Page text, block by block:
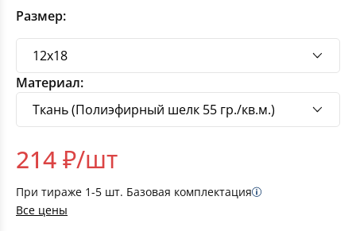
Размер:
Материал:
214₽/шт
При тираже 1-5 шт. Базовая комплектация
Все цены